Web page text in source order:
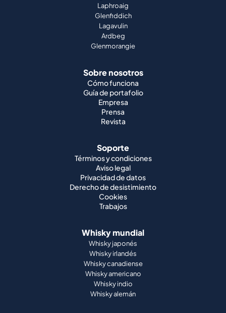
Laphroaig
Glenfiddich
Lagavulin
Ardbeg
Glenmorangie
Sobre nosotros
Cómo funciona
Guía de portafolio
Empresa
Prensa
Revista
Soporte
Términos y condiciones
Aviso legal
Privacidad de datos
Derecho de desistimiento
Cookies
Trabajos
Whisky mundial
Whisky japonés
Whisky irlandés
Whisky canadiense
Whisky americano
Whisky indio
Whisky alemán